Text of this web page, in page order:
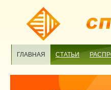
ГЛАВНАЯ СТАТЬИ